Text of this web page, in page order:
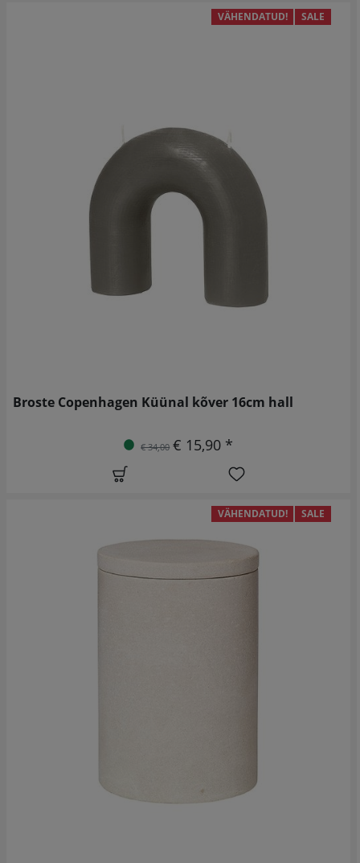
VÄHENDATUD! SALE
Broste Copenhagen Küünal kõver 16cm hall
€ 34,00 € 15,90 *
VÄHENDATUD! SALE